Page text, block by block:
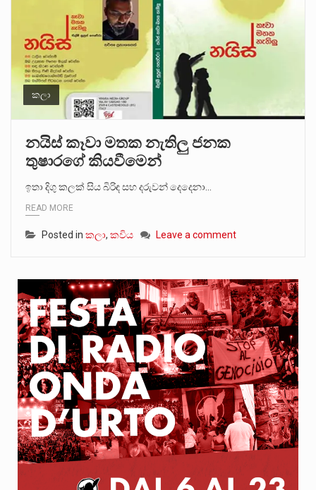
කලා
නයිස් කෑවා මතක නැතිලු ජනක
තුෂාරගේ කියවීමෙන්
ඉතා දිගු කලක් සිය බිරිඳ සහ දරුවන් දෙදෙනා…
READ MORE
Posted in කලා, කවිය Leave a comment